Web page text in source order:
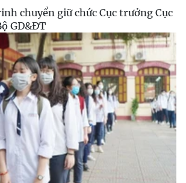
chuyển giữ chức Cục trưởng Cục
GD&ĐT